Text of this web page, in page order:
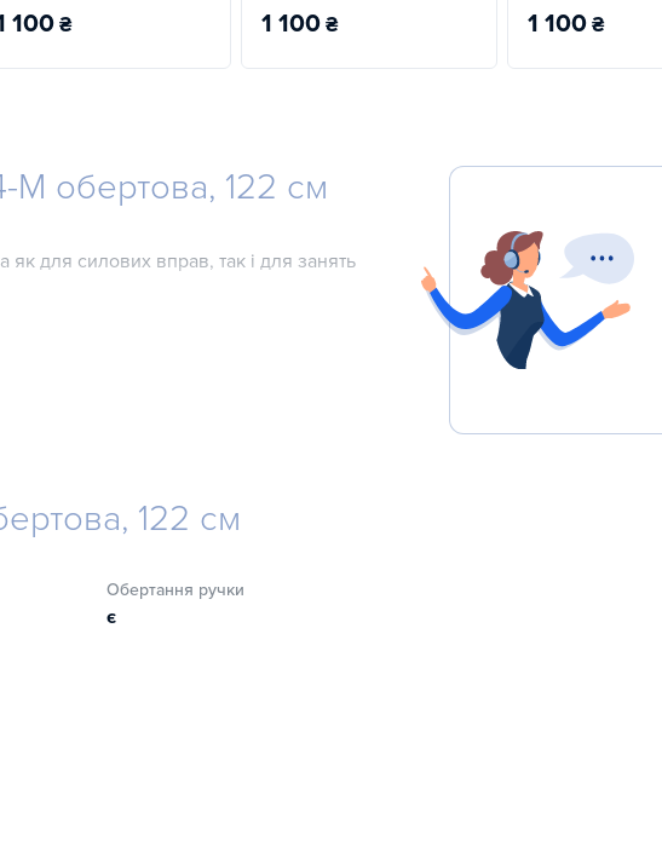
100₴ 1 100₴ 1 100₴
M обертова, 122 см
як для силових вправ, так і для занять
122 см
Обертання ручки
є